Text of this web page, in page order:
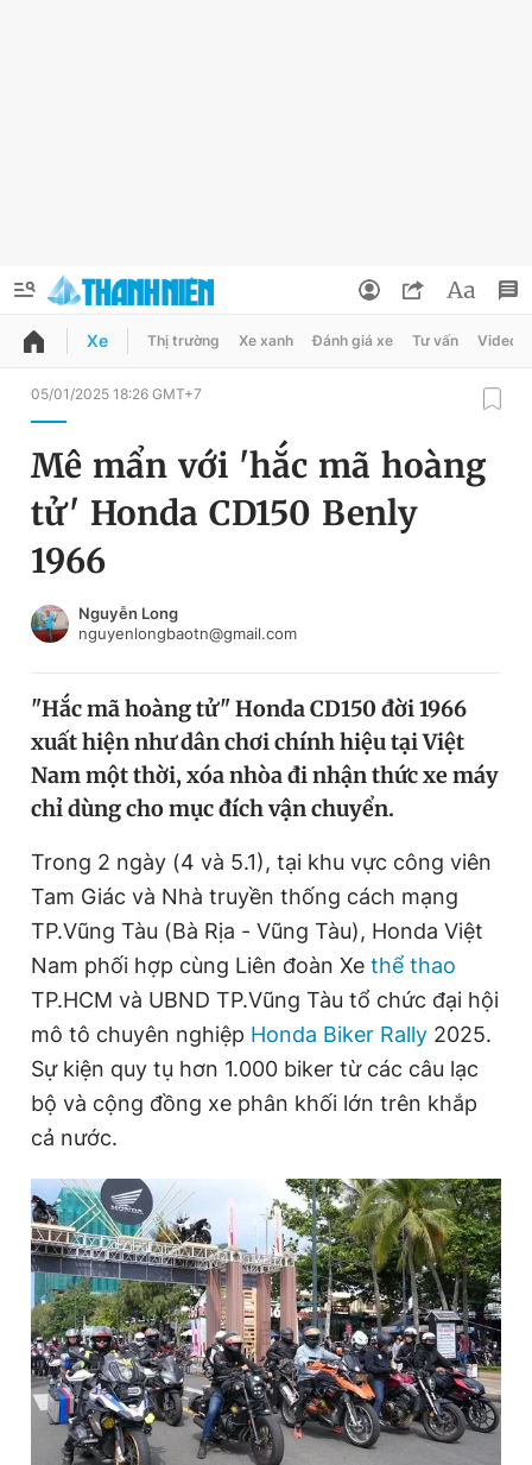
QUẢNG CÁO
Chuyên mục
Chuyên mục khác
Chào ngày mới
Tin thị trường
Video Magazine
Tiện ích Bạn cần biết
Thông tin tòa soạn Liên hệ quảng cáo
Đọc Thanh Niên trên điện thoại
Theo dõi báo trên
Hotline
0906 645 777
Liên hệ quảng cáo
0908 780 404
Đặt báo Quảng cáo RSS Tòa soạn Chính sách bảo
Đổi mật khẩu
Tin đã lưu
Đăng xuất
Xe Thị trường Xe xanh Đánh giá xe Tư vấn Video
05/01/2025 18:26 GMT+7
Mê mẩn với 'hắc mã hoàng
tử' Honda CD150 Benly
1966
Nguyễn Long
nguyenlongbaotn@gmail.com
"Hắc mã hoàng tử" Honda CD150 đời 1966
xuất hiện như dân chơi chính hiệu tại Việt
Nam một thời, xóa nhòa đi nhận thức xe máy
chỉ dùng cho mục đích vận chuyển.
Trong 2 ngày (4 và 5.1), tại khu vực công viên
Tam Giác và Nhà truyền thống cách mạng
TP.Vũng Tàu (Bà Rịa - Vũng Tàu), Honda Việt
Nam phối hợp cùng Liên đoàn Xe thể thao
TP.HCM và UBND TP.Vũng Tàu tổ chức đại hội
mô tô chuyên nghiệp Honda Biker Rally 2025.
Sự kiện quy tụ hơn 1.000 biker từ các câu lạc
bộ và cộng đồng xe phân khối lớn trên khắp
cả nước.